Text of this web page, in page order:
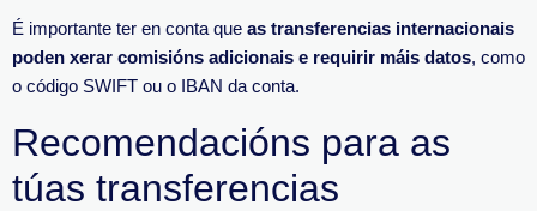
É importante ter en conta que as transferencias internacionais
poden xerar comisións adicionais e requirir máis datos, como
o código SWIFT ou o IBAN da conta.
Recomendacións para as
túas transferencias